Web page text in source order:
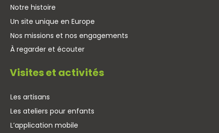
Notre histoire
Un site unique en Europe
Nos missions et nos engagements
À regarder et écouter
Visites et activités
Les artisans
Les ateliers pour enfants
L’application mobile